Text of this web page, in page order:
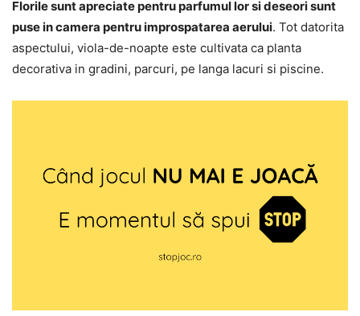
Florile sunt apreciate pentru parfumul lor si deseori sunt
puse in camera pentru improspatarea aerului. Tot datorita
aspectului, viola-de-noapte este cultivata ca planta
decorativa in gradini, parcuri, pe langa lacuri si piscine.